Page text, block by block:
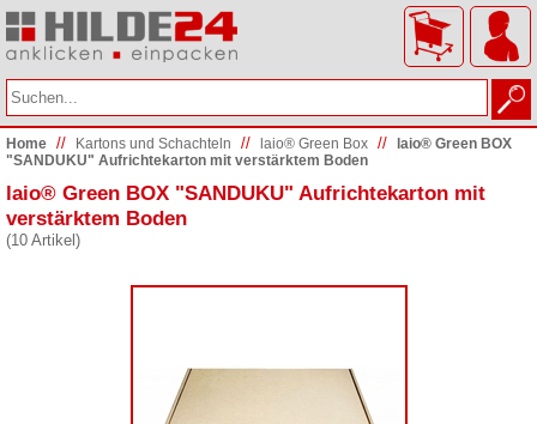
Home // Kartons und Schachteln // laio® Green Box //
laio® Green BOX
"SANDUKU" Aufrichtekarton mit verstärktem Boden
laio® Green BOX "SANDUKU" Aufrichtekarton mit
verstärktem Boden
(10 Artikel)